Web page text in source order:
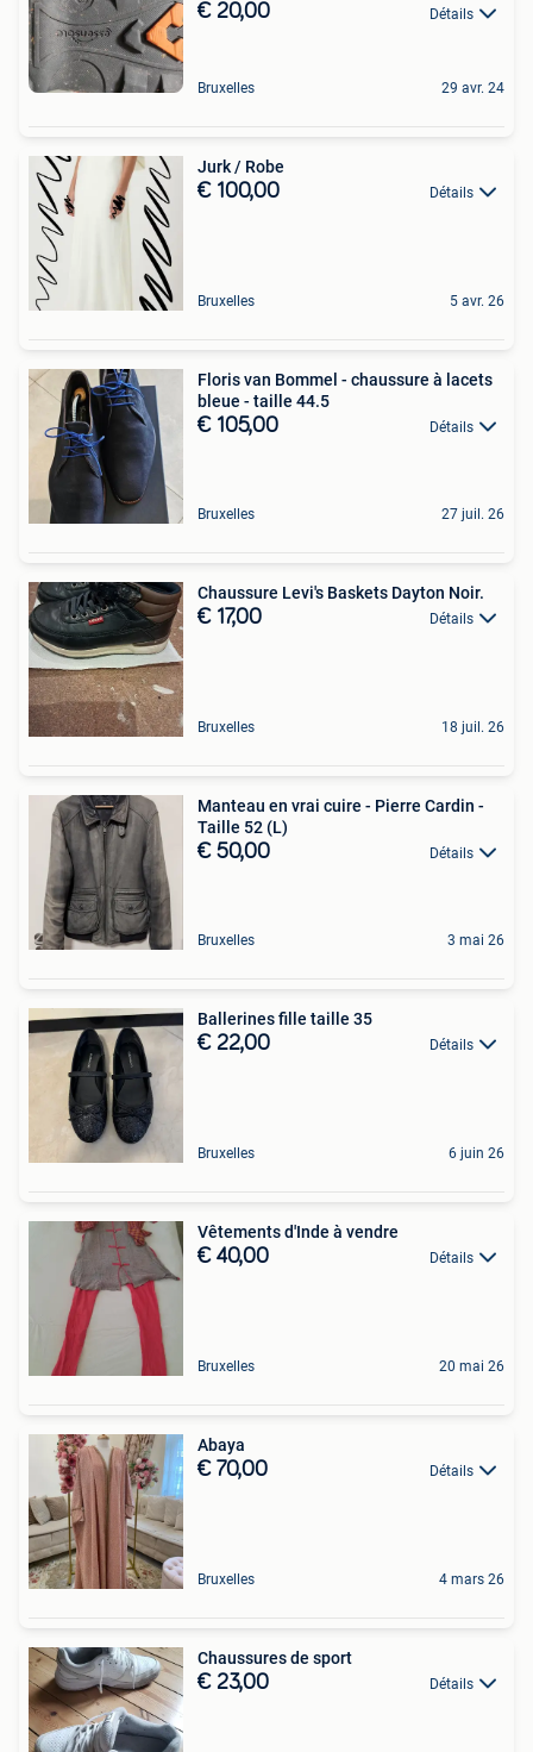
€ 20,00 Détails
Bruxelles 29 avr. 24
Jurk / Robe
€ 100,00 Détails
Bruxelles 5 avr. 26
Floris van Bommel - chaussure à lacets
bleue - taille 44.5
€ 105,00 Détails
Bruxelles 27 juil. 26
Chaussure Levi's Baskets Dayton Noir.
€ 17,00 Détails
Bruxelles 18 juil. 26
Manteau en vrai cuire - Pierre Cardin -
Taille 52 (L)
€ 50,00 Détails
Bruxelles 3 mai 26
Ballerines fille taille 35
€ 22,00 Détails
Bruxelles 6 juin 26
Vêtements d'Inde à vendre
€ 40,00 Détails
Bruxelles 20 mai 26
Abaya
€ 70,00 Détails
Bruxelles 4 mars 26
Chaussures de sport
€ 23,00 Détails